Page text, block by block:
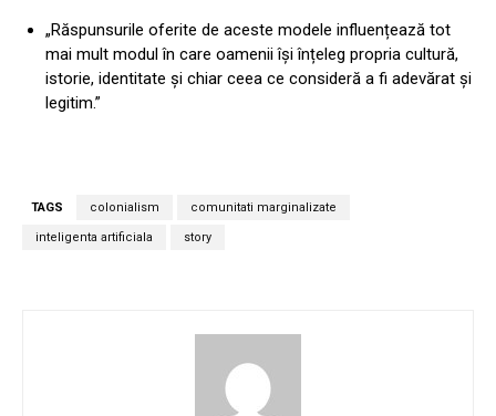
„Răspunsurile oferite de aceste modele influențează tot
mai mult modul în care oamenii își înțeleg propria cultură,
istorie, identitate și chiar ceea ce consideră a fi adevărat și
legitim.”
TAGS colonialism comunitati marginalizate
inteligenta artificiala story